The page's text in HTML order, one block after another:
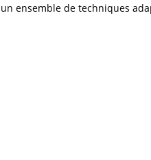
ensemble de techniques